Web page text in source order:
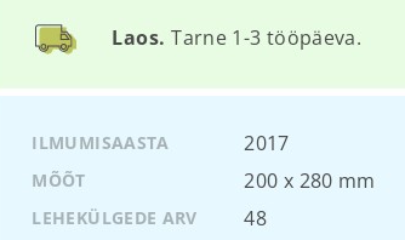
Laos. Tarne 1-3 tööpäeva.
ILMUMISAASTA 2017
MÕÕT 200 х 280 mm
LEHEKÜLGEDE ARV 48